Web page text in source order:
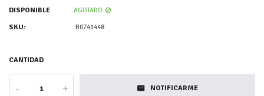
DISPONIBLE AGOTADO
SKU: B0741448
CANTIDAD
- + NOTIFICARME